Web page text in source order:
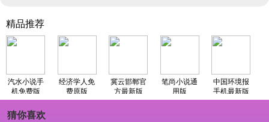
精品推荐
汽水小说手
机免费版
经济学人免
费原版
冀云邯郸官
方最新版
笔尚小说通
用版
中国环境报
手机最新版
猜你喜欢